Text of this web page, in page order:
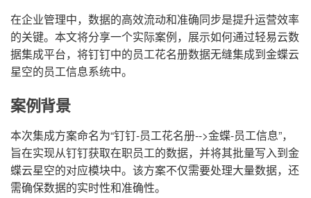
在企业管理中，数据的高效流动和准确同步是提升运营效率
的关键。本文将分享一个实际案例，展示如何通过轻易云数
据集成平台，将钉钉中的员工花名册数据无缝集成到金蝶云
星空的员工信息系统中。
案例背景
本次集成方案命名为“钉钉-员工花名册-->金蝶-员工信息”，
旨在实现从钉钉获取在职员工的数据，并将其批量写入到金
蝶云星空的对应模块中。该方案不仅需要处理大量数据，还
需确保数据的实时性和准确性。